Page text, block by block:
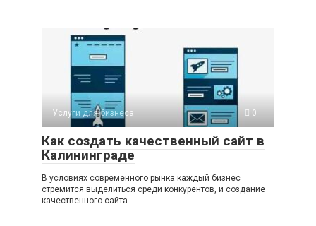
Услуги для бизнеса 0
Как создать качественный сайт в
Калининграде
В условиях современного рынка каждый бизнес
стремится выделиться среди конкурентов, и создание
качественного сайта